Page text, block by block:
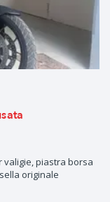
valigie, piastra borsa
originale